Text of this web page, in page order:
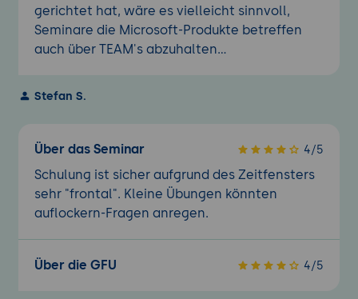
gerichtet hat, wäre es vielleicht sinnvoll,
Seminare die Microsoft-Produkte betreffen
auch über TEAM's abzuhalten...
Stefan S.
Über das Seminar 4/5
Schulung ist sicher aufgrund des Zeitfensters
sehr "frontal". Kleine Übungen könnten
auflockern-Fragen anregen.
Über die GFU 4/5